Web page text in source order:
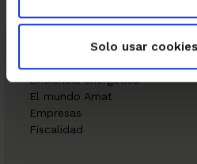
Solo usar
Eficiencia energética
El mundo Amat
Empresas
Fiscalidad